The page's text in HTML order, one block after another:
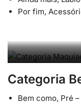
Por fim,
Categoria
Bem como, Pré